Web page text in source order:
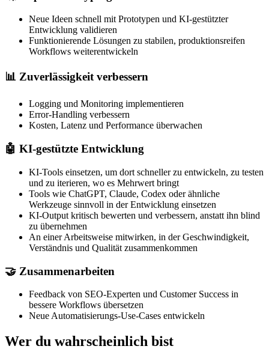
Neue Ideen schnell mit Prototypen und KI-gestützter
Entwicklung validieren
Funktionierende Lösungen zu stabilen, produktionsreifen
Workflows weiterentwickeln
📊 Zuverlässigkeit verbessern
Logging und Monitoring implementieren
Error-Handling verbessern
Kosten, Latenz und Performance überwachen
🤖 KI-gestützte Entwicklung
KI-Tools einsetzen, um dort schneller zu entwickeln, zu testen
und zu iterieren, wo es Mehrwert bringt
Tools wie ChatGPT, Claude, Codex oder ähnliche
Werkzeuge sinnvoll in der Entwicklung einsetzen
KI-Output kritisch bewerten und verbessern, anstatt ihn blind
zu übernehmen
An einer Arbeitsweise mitwirken, in der Geschwindigkeit,
Verständnis und Qualität zusammenkommen
🤝 Zusammenarbeiten
Feedback von SEO-Experten und Customer Success in
bessere Workflows übersetzen
Neue Automatisierungs-Use-Cases entwickeln
Wer du wahrscheinlich bist